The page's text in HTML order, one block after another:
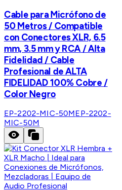
Cable para Micrófono de
50 Metros / Compatible
con Conectores XLR, 6.5
mm, 3.5 mm y RCA / Alta
Fidelidad / Cable
Profesional de ALTA
FIDELIDAD 100% Cobre /
Color Negro
EP-2202-MIC-50MEP-2202-
MIC-50M